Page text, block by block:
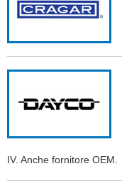
IV. Anche fornitore OEM.